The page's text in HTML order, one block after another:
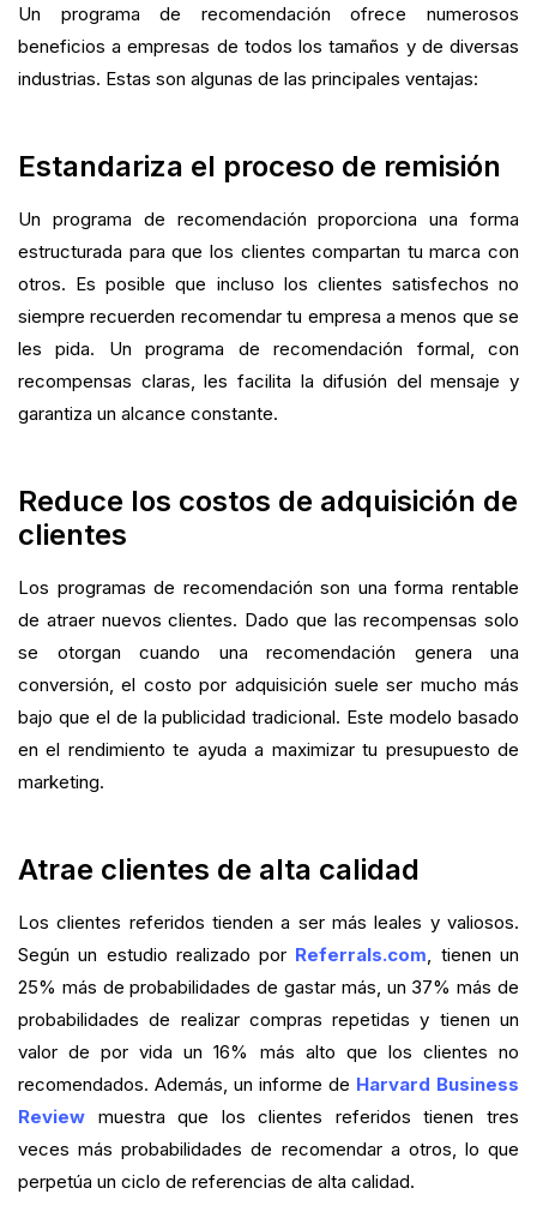
Un programa de recomendación ofrece numerosos
beneficios a empresas de todos los tamaños y de diversas
industrias. Estas son algunas de las principales ventajas:
Estandariza el proceso de remisión
Un programa de recomendación proporciona una forma
estructurada para que los clientes compartan tu marca con
otros. Es posible que incluso los clientes satisfechos no
siempre recuerden recomendar tu empresa a menos que se
les pida. Un programa de recomendación formal, con
recompensas claras, les facilita la difusión del mensaje y
garantiza un alcance constante.
Reduce los costos de adquisición de
clientes
Los programas de recomendación son una forma rentable
de atraer nuevos clientes. Dado que las recompensas solo
se otorgan cuando una recomendación genera una
conversión, el costo por adquisición suele ser mucho más
bajo que el de la publicidad tradicional. Este modelo basado
en el rendimiento te ayuda a maximizar tu presupuesto de
marketing.
Atrae clientes de alta calidad
Los clientes referidos tienden a ser más leales y valiosos.
Según un estudio realizado por Referrals.com , tienen un
25% más de probabilidades de gastar más, un 37% más de
probabilidades de realizar compras repetidas y tienen un
valor de por vida un 16% más alto que los clientes no
recomendados. Además, un informe de Harvard Business
Review muestra que los clientes referidos tienen tres
veces más probabilidades de recomendar a otros, lo que
perpetúa un ciclo de referencias de alta calidad.